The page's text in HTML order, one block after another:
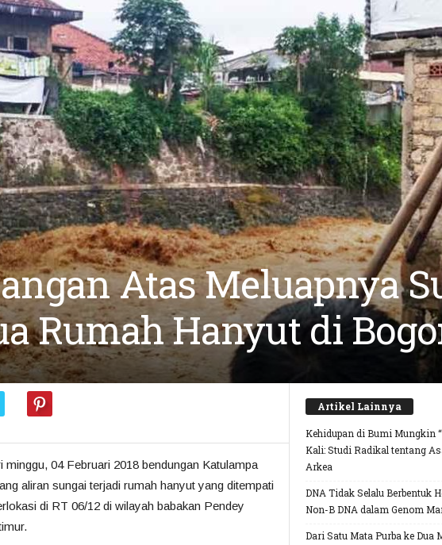
Atas Meluapnya
Rumah Hanyut di
04 Februari 2018 bendungan Katulampa
aliran sungai terjadi rumah hanyut yang ditempati
di RT 06/12 di wilayah babakan Pendey
Artikel Lainnya
Kehidupan di Bumi Mungkin
Kali: Studi Radikal tentang
Arkea
DNA Tidak Selalu Berbentuk
Non-B DNA dalam Genom
Dari Satu Mata Purba ke Dua